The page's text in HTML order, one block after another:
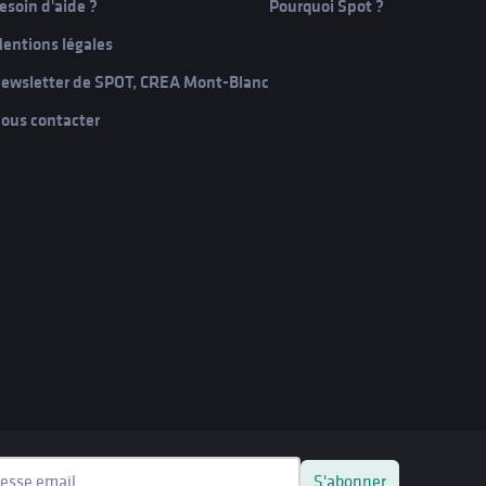
d'aide ?
légales
de SPOT, CREA Mont-Blanc
contacter
Pourquoi Spot ?